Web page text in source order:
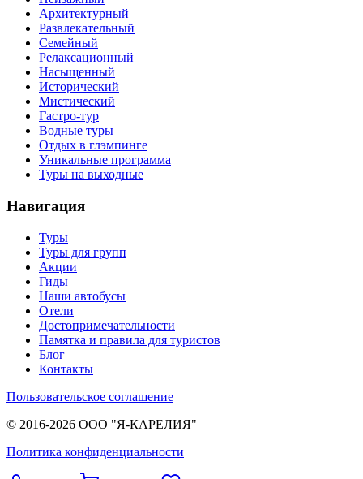
Архитектурный
Развлекательный
Семейный
Релаксационный
Насыщенный
Исторический
Мистический
Гастро-тур
Водные туры
Отдых в глэмпинге
Уникальные программа
Туры на выходные
Навигация
Туры
Туры для групп
Акции
Гиды
Наши автобусы
Отели
Достопримечательности
Памятка и правила для туристов
Блог
Контакты
Пользовательское соглашение
© 2016-2026 ООО "Я-КАРЕЛИЯ"
Политика конфиденциальности